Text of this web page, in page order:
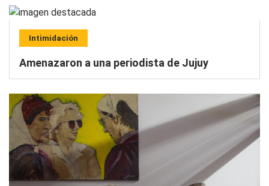
Intimidación
Amenazaron a una periodista de Jujuy